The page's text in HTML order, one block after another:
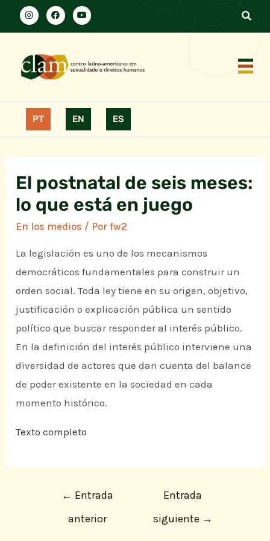
PT EN ES
El postnatal de seis meses:
lo que está en juego
En los medios / Porfw2
La legislación es uno de los mecanismos
democráticos fundamentales para construir un
orden social. Toda ley tiene en su origen, objetivo,
justificación o explicación pública un sentido
político que buscar responder al interés público.
En la definición del interés público interviene una
diversidad de actores que dan cuenta del balance
de poder existente en la sociedad en cada
momento histórico.
Texto completo
← Entrada
anterior
Entrada
siguiente →